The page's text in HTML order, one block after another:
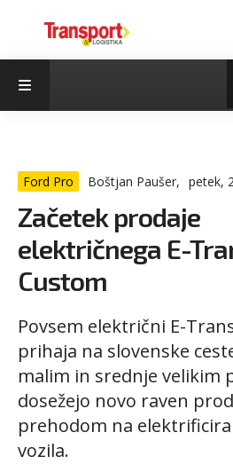
Ford Pro Boštjan Paušer, petek,
Začetek prodaje
električnega E-
Custom
Povsem električni E-
prihaja na slovenske
malim in srednje velikim
dosežejo novo raven
prehodom na
vozila.